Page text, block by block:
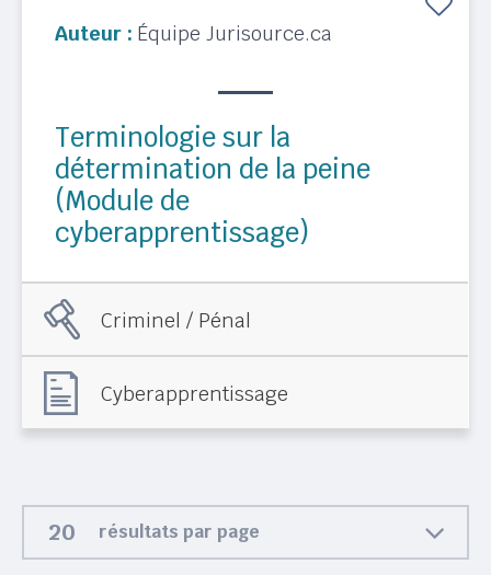
Auteur : Équipe Jurisource.ca
Terminologie sur la
détermination de la peine
(Module de
cyberapprentissage)
Criminel / Pénal
Cyberapprentissage
résultats par page